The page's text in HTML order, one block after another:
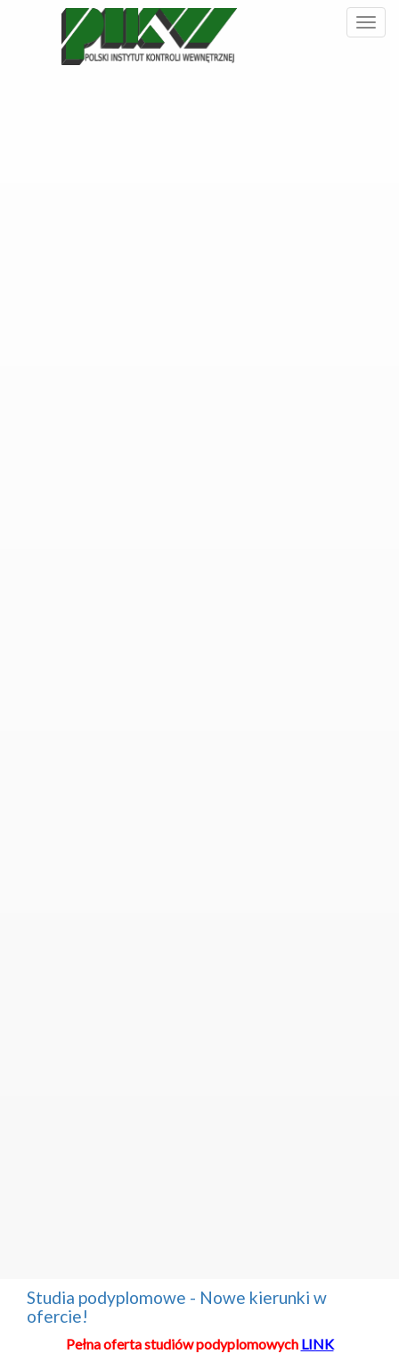
Studia podyplomowe - Nowe kierunki w
ofercie!
Pełna oferta studiów podyplomowych LINK